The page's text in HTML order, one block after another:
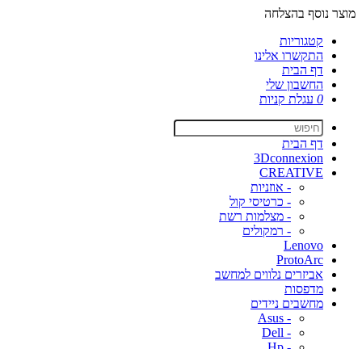
מוצר נוסף בהצלחה
קטגוריות
התקשרו אלינו
דף הבית
החשבון שלי
0 עגלת קניות
דף הבית
3Dconnexion
CREATIVE
- אוזניות
- כרטיסי קול
- מצלמות רשת
- רמקולים
Lenovo
ProtoArc
אביזרים נלווים למחשב
מדפסות
מחשבים ניידים
- Asus
- Dell